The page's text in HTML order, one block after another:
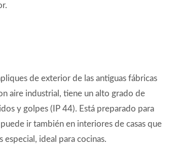
de exterior de las antiguas fábricas
aire industrial, tiene un alto grado de
y golpes (IP 44). Está preparado para
ir también en interiores de casas que
especial, ideal para cocinas.